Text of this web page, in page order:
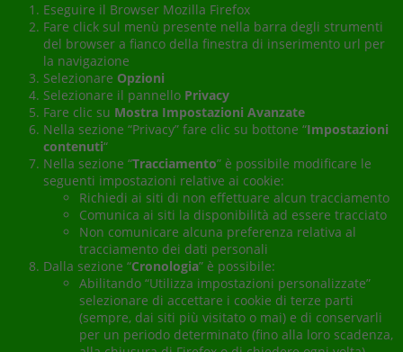
Eseguire il Browser Mozilla Firefox
Fare click sul menù presente nella barra degli strumenti
del browser a fianco della finestra di inserimento url per
la navigazione
Selezionare Opzioni
Selezionare il pannello Privacy
Fare clic su Mostra Impostazioni Avanzate
Nella sezione “Privacy” fare clic su bottone “Impostazioni
contenuti“
Nella sezione “Tracciamento” è possibile modificare le
seguenti impostazioni relative ai cookie:
Richiedi ai siti di non effettuare alcun tracciamento
Comunica ai siti la disponibilità ad essere tracciato
Non comunicare alcuna preferenza relativa al
tracciamento dei dati personali
Dalla sezione “Cronologia” è possibile:
Abilitando “Utilizza impostazioni personalizzate”
selezionare di accettare i cookie di terze parti
(sempre, dai siti più visitato o mai) e di conservarli
per un periodo determinato (fino alla loro scadenza,